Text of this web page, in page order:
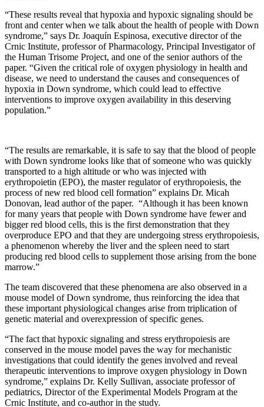
“These results reveal that hypoxia and hypoxic signaling should be
front and center when we talk about the health of people with Down
syndrome,” says Dr. Joaquín Espinosa, executive director of the
Crnic Institute, professor of Pharmacology, Principal Investigator of
the Human Trisome Project, and one of the senior authors of the
paper. “Given the critical role of oxygen physiology in health and
disease, we need to understand the causes and consequences of
hypoxia in Down syndrome, which could lead to effective
interventions to improve oxygen availability in this deserving
population.”
“The results are remarkable, it is safe to say that the blood of people
with Down syndrome looks like that of someone who was quickly
transported to a high altitude or who was injected with
erythropoietin (EPO), the master regulator of erythropoiesis, the
process of new red blood cell formation” explains Dr. Micah
Donovan, lead author of the paper. “Although it has been known
for many years that people with Down syndrome have fewer and
bigger red blood cells, this is the first demonstration that they
overproduce EPO and that they are undergoing stress erythropoiesis,
a phenomenon whereby the liver and the spleen need to start
producing red blood cells to supplement those arising from the bone
marrow.”
The team discovered that these phenomena are also observed in a
mouse model of Down syndrome, thus reinforcing the idea that
these important physiological changes arise from triplication of
genetic material and overexpression of specific genes.
“The fact that hypoxic signaling and stress erythropoiesis are
conserved in the mouse model paves the way for mechanistic
investigations that could identify the genes involved and reveal
therapeutic interventions to improve oxygen physiology in Down
syndrome,” explains Dr. Kelly Sullivan, associate professor of
pediatrics, Director of the Experimental Models Program at the
Crnic Institute, and co-author in the study.